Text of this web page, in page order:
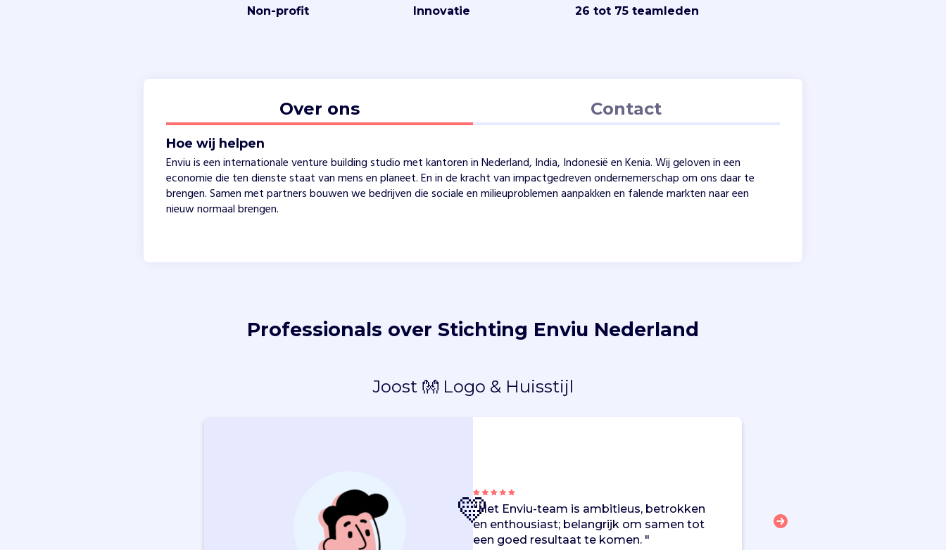
Non-profit Innovatie 26 tot 75 teamleden
Over ons Contact
Hoe wij helpen
Enviu is een internationale venture building studio met kantoren in Nederland, India, Indonesië en Kenia. Wij geloven in een
economie die ten dienste staat van mens en planeet. En in de kracht van impactgedreven ondernemerschap om ons daar te
brengen. Samen met partners bouwen we bedrijven die sociale en milieuproblemen aanpakken en falende markten naar een
nieuw normaal brengen.
Professionals over Stichting Enviu Nederland
Joost 👐 Logo & Huisstijl
💛"Het Enviu-team is ambitieus, betrokken
en enthousiast; belangrijk om samen tot
een goed resultaat te komen. "